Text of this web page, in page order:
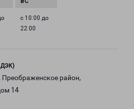
с 10:00 до
22:00
Преображенское район,
14